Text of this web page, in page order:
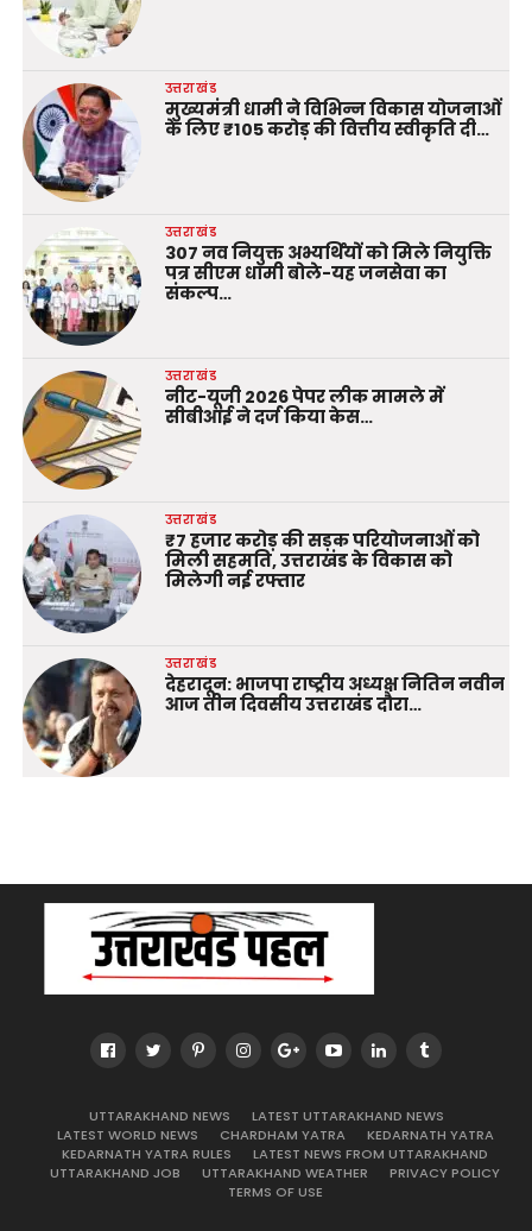
उत्तराखंड
मुख्यमंत्री धामी ने विभिन्न विकास योजनाओं
के लिए ₹105 करोड़ की वित्तीय स्वीकृति दी…
उत्तराखंड
307 नव नियुक्त अभ्यर्थियों को मिले नियुक्ति
पत्र सीएम धामी बोले-यह जनसेवा का
संकल्प…
उत्तराखंड
नीट-यूजी 2026 पेपर लीक मामले में
सीबीआई ने दर्ज किया केस…
उत्तराखंड
₹7 हजार करोड़ की सड़क परियोजनाओं को
मिली सहमति, उत्तराखंड के विकास को
मिलेगी नई रफ्तार
उत्तराखंड
देहरादून: भाजपा राष्ट्रीय अध्यक्ष नितिन नवीन
आज तीन दिवसीय उत्तराखंड दौरा…
UTTARAKHAND NEWS
LATEST UTTARAKHAND NEWS
LATEST WORLD NEWS
CHARDHAM YATRA
KEDARNATH YATRA
KEDARNATH YATRA RULES
LATEST NEWS FROM UTTARAKHAND
UTTARAKHAND JOB
UTTARAKHAND WEATHER
PRIVACY POLICY
TERMS OF USE